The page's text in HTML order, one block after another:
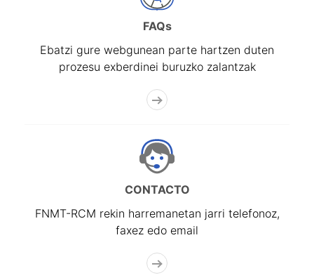
FAQs
Ebatzi gure webgunean parte hartzen duten
prozesu exberdinei buruzko zalantzak
CONTACTO
FNMT-RCM rekin harremanetan jarri telefonoz,
faxez edo email